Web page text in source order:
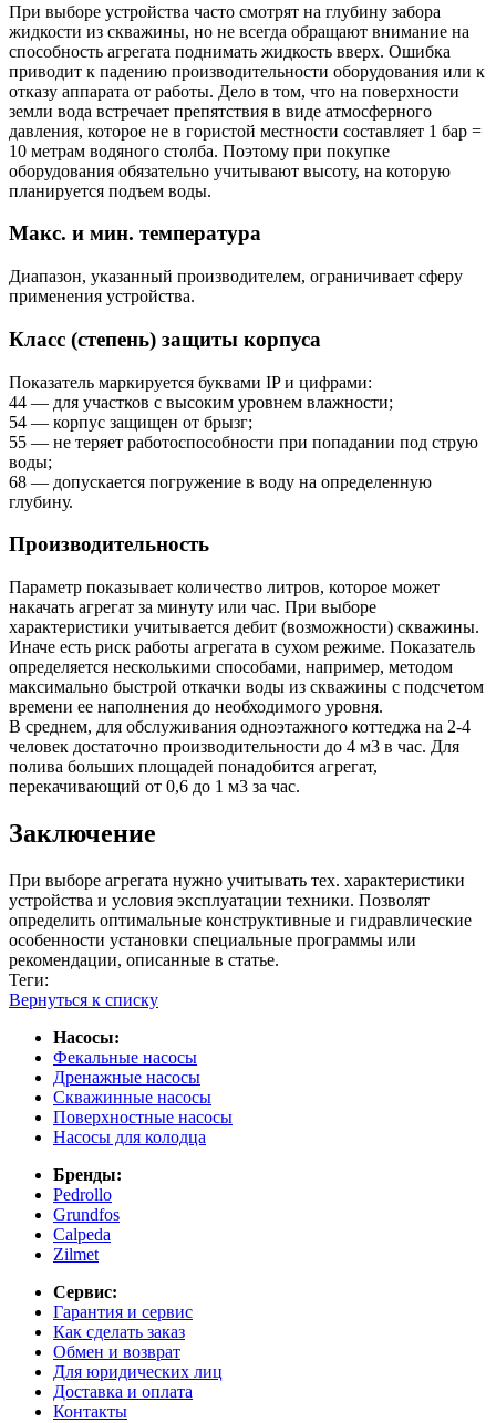
При выборе устройства часто смотрят на глубину забора
жидкости из скважины, но не всегда обращают внимание на
способность агрегата поднимать жидкость вверх. Ошибка
приводит к падению производительности оборудования или к
отказу аппарата от работы. Дело в том, что на поверхности
земли вода встречает препятствия в виде атмосферного
давления, которое не в гористой местности составляет 1 бар =
10 метрам водяного столба. Поэтому при покупке
оборудования обязательно учитывают высоту, на которую
планируется подъем воды.
Макс. и мин. температура
Диапазон, указанный производителем, ограничивает сферу
применения устройства.
Класс (степень) защиты корпуса
Показатель маркируется буквами IP и цифрами:
44 — для участков с высоким уровнем влажности;
54 — корпус защищен от брызг;
55 — не теряет работоспособности при попадании под струю
воды;
68 — допускается погружение в воду на определенную
глубину.
Производительность
Параметр показывает количество литров, которое может
накачать агрегат за минуту или час. При выборе
характеристики учитывается дебит (возможности) скважины.
Иначе есть риск работы агрегата в сухом режиме. Показатель
определяется несколькими способами, например, методом
максимально быстрой откачки воды из скважины с подсчетом
времени ее наполнения до необходимого уровня.
В среднем, для обслуживания одноэтажного коттеджа на 2-4
человек достаточно производительности до 4 м3 в час. Для
полива больших площадей понадобится агрегат,
перекачивающий от 0,6 до 1 м3 за час.
Заключение
При выборе агрегата нужно учитывать тех. характеристики
устройства и условия эксплуатации техники. Позволят
определить оптимальные конструктивные и гидравлические
особенности установки специальные программы или
рекомендации, описанные в статье.
Теги:
Вернуться к списку
Насосы:
Фекальные насосы
Дренажные насосы
Скважинные насосы
Поверхностные насосы
Насосы для колодца
Бренды:
Pedrollo
Grundfos
Calpeda
Zilmet
Сервис:
Гарантия и сервис
Как сделать заказ
Обмен и возврат
Для юридических лиц
Доставка и оплата
Контакты